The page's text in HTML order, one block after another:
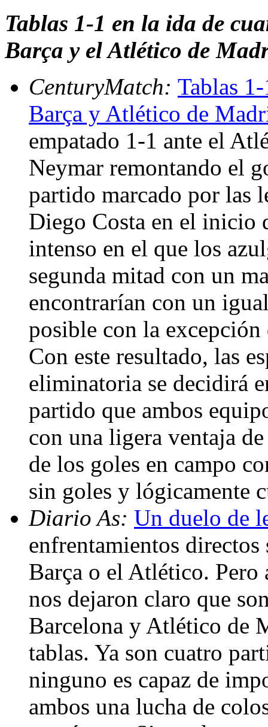
Tablas 1-1 en la ida de
Barça y el Atlético de
CenturyMatch: Tablas
Barça y Atlético de
empatado 1-1 ante el
Neymar remontando el
partido marcado por las
Diego Costa en el inicio
intenso en el que los
segunda mitad con un
encontrarían con un
posible con la
Con este resultado, las
eliminatoria se decidirá
partido que ambos
con una ligera ventaja
de los goles en campo
sin goles y
Diario As: Un duelo de
enfrentamientos
Barça o el Atlético. Pero
nos dejaron claro que
Barcelona y Atlético de
tablas. Ya son cuatro
ninguno es capaz de
ambos una lucha de